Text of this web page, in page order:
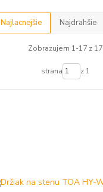
Najlacnejšie Najdrahšie
Zobrazujem 1-17 z 17
strana z 1